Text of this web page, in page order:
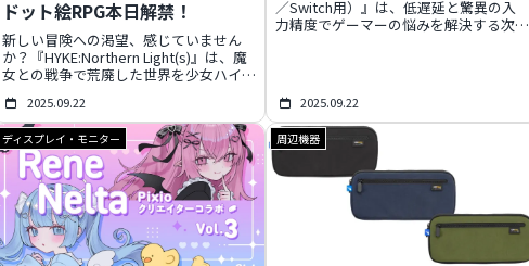
ドット絵RPG本日解禁！
新しい冒険への渇望、感じていません
か？『HYKE:Northern Light(s)』は、魔
女との戦争で荒廃した世界を少女ハイク
が旅する2DアクションRPG。私も最初
は半信半疑でしたが、その美麗ドット絵
と奥深いストーリー、爽快アクションに
心を奪われました！今なら10%オフで
手に入れるチャンスも。この記事を読め
ば、この傑作RPGの魅力が余すことなく
わかりますよ！
2025.09.22
／Switch用）』は、低遅延と驚異の入
力精度でゲーマーの悩みを解決する次世
い金属製パーツ、確実なクリック感の小
型マイクロスイッチを搭載。さらに背面
拡張ボタンやトリガー深度変更スイッ
チ、連射ホールド、ケーブルロックな
ど、ゲーマー目線の便利機能も満載。
PCとSwitch両対応で、参考価格7,480円
（税込）という高コスパも魅力。2025
年9月20日発売。
2025.09.22
ディスプレイ・モニター 周辺機器